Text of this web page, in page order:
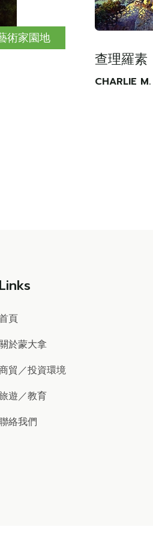
術家園地
查理羅素
CHARLIE
Links
頁
於蒙大拿
貿／投資環境
遊／教育
絡我們